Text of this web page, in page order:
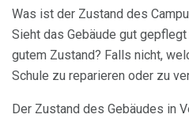
Was ist der Zustand des
Sieht das Gebäude gut
gutem Zustand? Falls nicht,
Schule zu reparieren oder zu
Der Zustand des Gebäudes in